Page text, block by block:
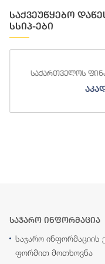
საქვეუწყებო
სსიპ-ები
საქართველოს
საჯარო ინფორმაცია
საჯარო
ფორმით მოთხოვნა